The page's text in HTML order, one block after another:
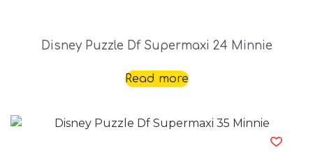
Disney Puzzle Df Supermaxi 24 Minnie
Read more